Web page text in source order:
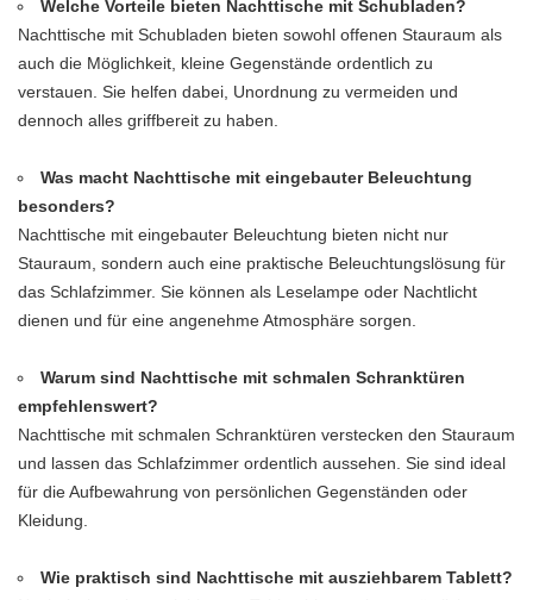
Welche Vorteile bieten Nachttische mit Schubladen?
Nachttische mit Schubladen bieten sowohl offenen Stauraum als
auch die Möglichkeit, kleine Gegenstände ordentlich zu
verstauen. Sie helfen dabei, Unordnung zu vermeiden und
dennoch alles griffbereit zu haben.
Was macht Nachttische mit eingebauter Beleuchtung
besonders?
Nachttische mit eingebauter Beleuchtung bieten nicht nur
Stauraum, sondern auch eine praktische Beleuchtungslösung für
das Schlafzimmer. Sie können als Leselampe oder Nachtlicht
dienen und für eine angenehme Atmosphäre sorgen.
Warum sind Nachttische mit schmalen Schranktüren
empfehlenswert?
Nachttische mit schmalen Schranktüren verstecken den Stauraum
und lassen das Schlafzimmer ordentlich aussehen. Sie sind ideal
für die Aufbewahrung von persönlichen Gegenständen oder
Kleidung.
Wie praktisch sind Nachttische mit ausziehbarem Tablett?